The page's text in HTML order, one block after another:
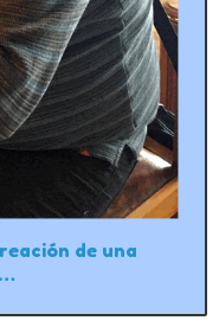
de una